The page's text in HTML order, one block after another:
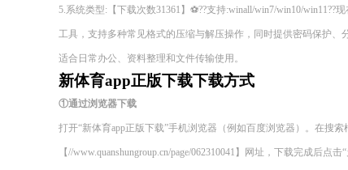
5.系统类型:【下载次数31361】⚽??支持:winall/win7/win10/
工具，支持多种常见格式的压缩与解压操作，同时提供密码保护、
适合日常办公、资料整理和文件传输使用。
新体育app正版下载下载方式
①通过浏览器下载
打开“新体育app正版下载”手机浏览器（例如百度浏览器）。在搜
【//www.quanshungroup.cn/page/062310041】网址，下载完成后点击“